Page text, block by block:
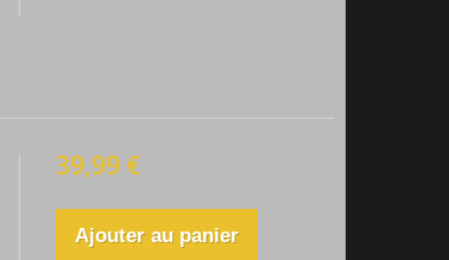
39,99 €
Ajouter au panier